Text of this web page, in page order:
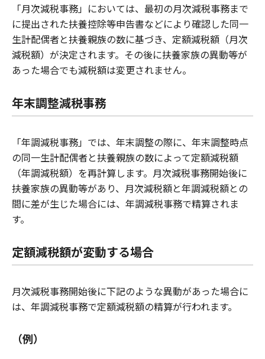
「月次減税事務」においては、最初の月次減税事務まで
に提出された扶養控除等申告書などにより確認した同一
生計配偶者と扶養親族の数に基づき、定額減税額（月次
減税額）が決定されます。その後に扶養家族の異動等が
あった場合でも減税額は変更されません。
年末調整減税事務
「年調減税事務」では、年末調整の際に、年末調整時点
の同一生計配偶者と扶養親族の数によって定額減税額
（年調減税額）を再計算します。月次減税事務開始後に
扶養家族の異動等があり、月次減税額と年調減税額との
間に差が生じた場合には、年調減税事務で精算されま
す。
定額減税額が変動する場合
月次減税事務開始後に下記のような異動があった場合に
は、年調減税事務で定額減税額の精算が行われます。
（例）